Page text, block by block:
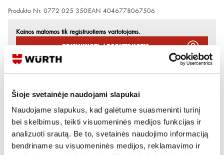
Šioje svetainėje naudojami slapukai
Naudojame slapukus, kad galėtume suasmeninti turinį
bei skelbimus, teikti visuomeninės medijos funkcijas ir
analizuoti srautą. Be to, svetainės naudojimo informaciją
bendriname su visuomeninės medijos, reklamavimo ir
Produkto Nr. 0772 025 350 EAN 4046778067506
Kainos matomos tik registruotiems vartotojams.
Prisijungti / Registruotis
Rodyti artimiausią parduotuvę
Skambinti:+370 694 91387